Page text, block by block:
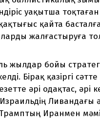
уақытша тоқтаған
қайта
жалғастыруға
жылдар бойы
Бірақ қазіргі
әрі одақтас, әрі
Ливандағы
Иранмен